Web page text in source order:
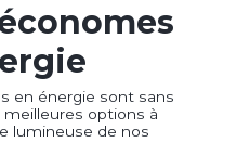
en énergie sont sans
meilleures options à
lumineuse de nos